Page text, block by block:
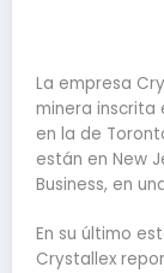
La empresa
minera inscrita
en la de
están en New
Business, en
En su último
Crystallex